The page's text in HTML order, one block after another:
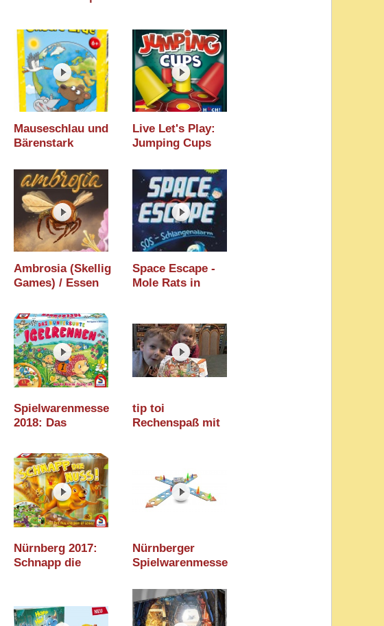
Mauseschlau und
Bärenstark
Spielwarenmesse
2024
Live Let's Play:
Jumping Cups
2020
Ambrosia (Skellig
Games) / Essen
Space Escape -
Mole Rats in
2018 / Berlin Con
2018
Spielwarenmesse
2018: Das
Igelrennen
(Schmidt)
tip toi
Rechenspaß mit
Nürnberg 2017:
Schnapp die
Nürnberger
Spielwarenmesse
(Zoch Verlag)